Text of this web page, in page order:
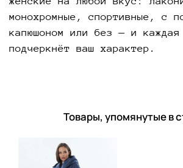
монохромные, спортивные, с
капюшоном или без — и каждая
подчеркнёт ваш характер.
Товары, упомянутые в